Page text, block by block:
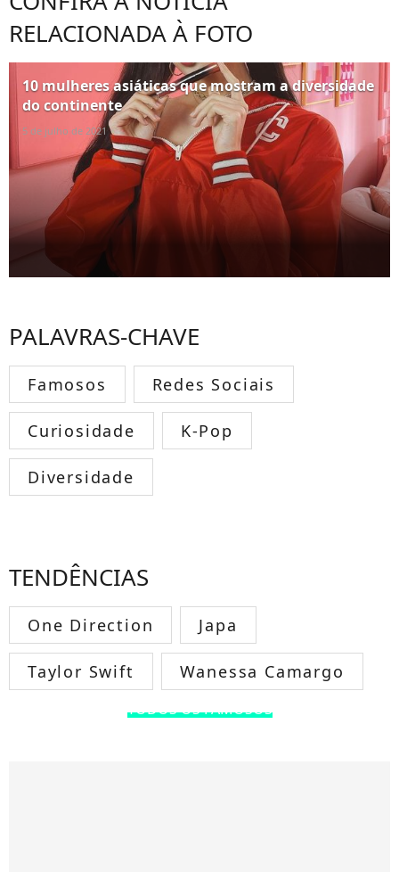
RELACIONADA À FOTO
10 mulheres asiáticas que mostram a diversidade
do continente
5 de julho de 2021
PALAVRAS-CHAVE
Famosos Redes Sociais
Curiosidade K-Pop
Diversidade
TENDÊNCIAS
One Direction Japa
Taylor Swift Wanessa Camargo
TODOS OS FAMOSOS